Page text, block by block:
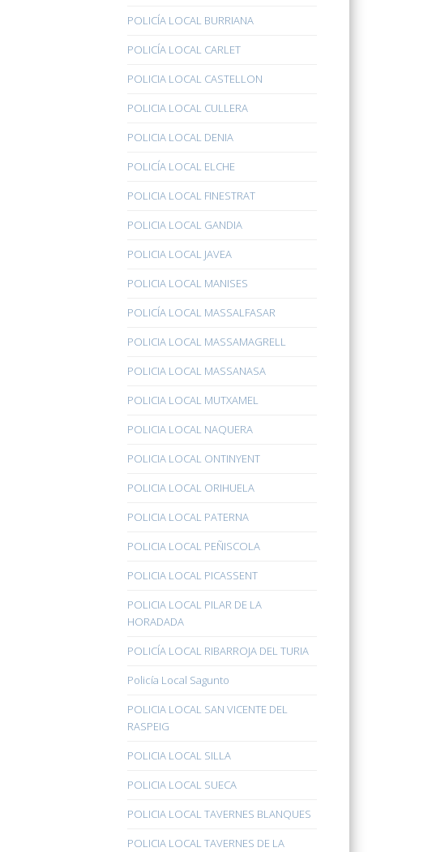
POLICÍA LOCAL BURRIANA
POLICÍA LOCAL CARLET
POLICIA LOCAL CASTELLON
POLICIA LOCAL CULLERA
POLICIA LOCAL DENIA
POLICÍA LOCAL ELCHE
POLICIA LOCAL FINESTRAT
POLICIA LOCAL GANDIA
POLICIA LOCAL JAVEA
POLICIA LOCAL MANISES
POLICÍA LOCAL MASSALFASAR
POLICIA LOCAL MASSAMAGRELL
POLICIA LOCAL MASSANASA
POLICIA LOCAL MUTXAMEL
POLICIA LOCAL NAQUERA
POLICIA LOCAL ONTINYENT
POLICIA LOCAL ORIHUELA
POLICIA LOCAL PATERNA
POLICIA LOCAL PEÑISCOLA
POLICIA LOCAL PICASSENT
POLICIA LOCAL PILAR DE LA
HORADADA
POLICÍA LOCAL RIBARROJA DEL TURIA
Policía Local Sagunto
POLICIA LOCAL SAN VICENTE DEL
RASPEIG
POLICIA LOCAL SILLA
POLICIA LOCAL SUECA
POLICIA LOCAL TAVERNES BLANQUES
POLICIA LOCAL TAVERNES DE LA